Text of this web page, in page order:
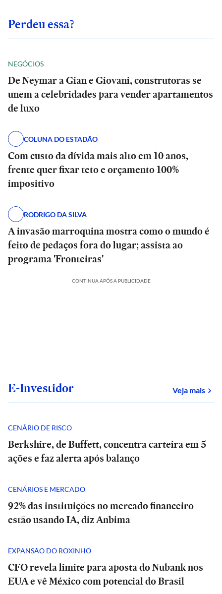
Perdeu essa?
NEGÓCIOS
De Neymar a Gian e Giovani, construtoras se
unem a celebridades para vender apartamentos
de luxo
COLUNA DO ESTADÃO
Com custo da dívida mais alto em 10 anos,
frente quer fixar teto e orçamento 100%
impositivo
RODRIGO DA SILVA
A invasão marroquina mostra como o mundo é
feito de pedaços fora do lugar; assista ao
programa 'Fronteiras'
CONTINUA APÓS A PUBLICIDADE
E-Investidor Veja mais
CENÁRIO DE RISCO
Berkshire, de Buffett, concentra carteira em 5
ações e faz alerta após balanço
CENÁRIOS E MERCADO
92% das instituições no mercado financeiro
estão usando IA, diz Anbima
EXPANSÃO DO ROXINHO
CFO revela limite para aposta do Nubank nos
EUA e vê México com potencial do Brasil